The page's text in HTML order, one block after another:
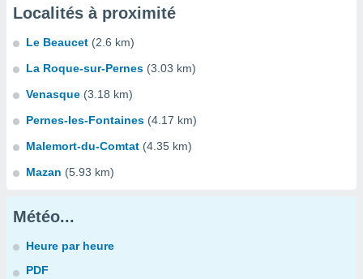
Localités à proximité
Le Beaucet (2.6 km)
La Roque-sur-Pernes (3.03 km)
Venasque (3.18 km)
Pernes-les-Fontaines (4.17 km)
Malemort-du-Comtat (4.35 km)
Mazan (5.93 km)
Météo...
Heure par heure
PDF